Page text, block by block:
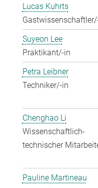
Lucas Kuhrts
Suyeon Lee
Praktikant/-in
Petra Leibner
Techniker/-in
Chenghao Li
Wissenschaftlich-
technischer
Pauline Martineau